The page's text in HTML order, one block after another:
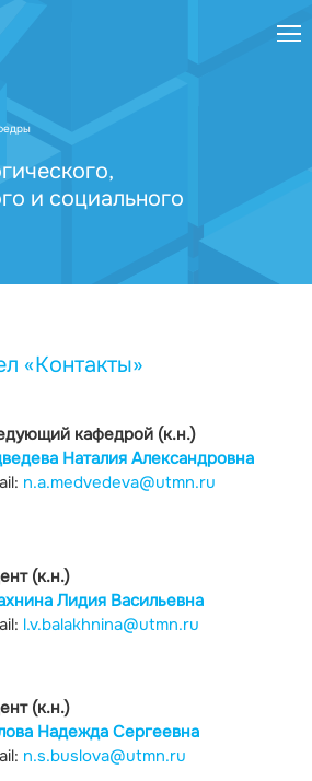
и социального
«Контакты»
кафедрой (к.н.)
Наталия Александровна
n.a.medvedeva@utmn.ru
(к.н.)
Лидия Васильевна
l.v.balakhnina@utmn.ru
(к.н.)
Надежда Сергеевна
n.s.buslova@utmn.ru